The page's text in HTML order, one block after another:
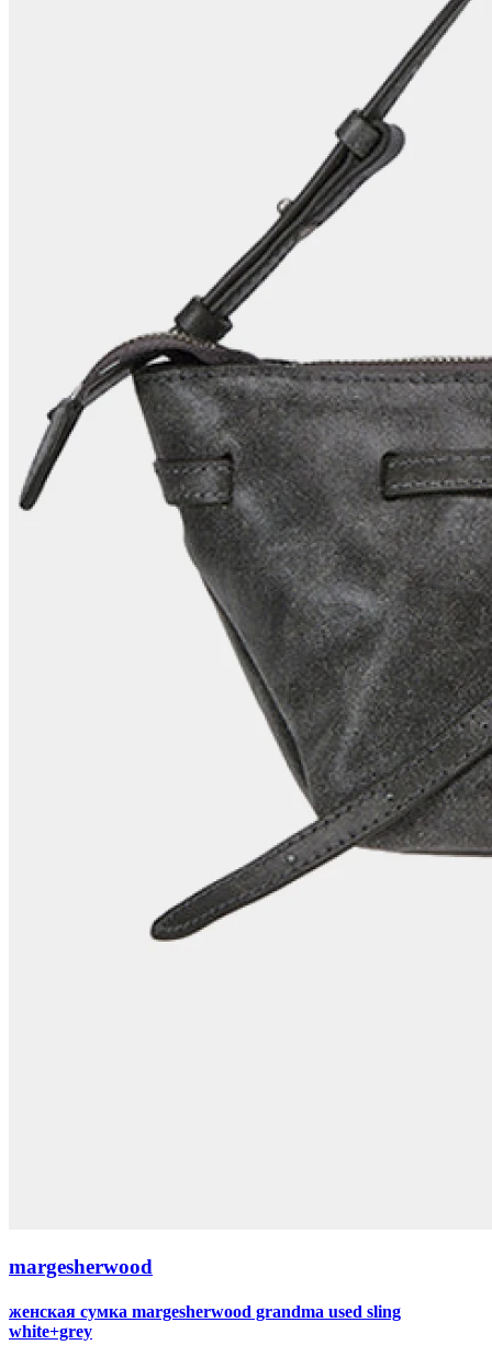
margesherwood
женская сумка margesherwood grandma used sling
white+grey